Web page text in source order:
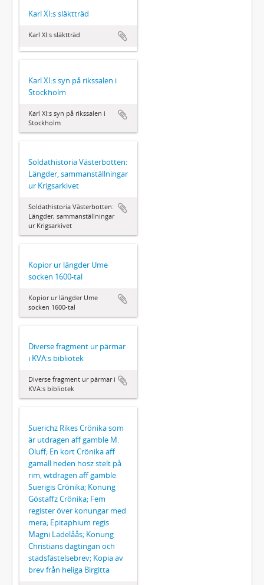
Karl XI:s släktträd
Karl XI:s släktträd
Karl XI:s syn på rikssalen i
Stockholm
Karl XI:s syn på rikssalen i
Stockholm
Soldathistoria Västerbotten:
Längder, sammanställningar
ur Krigsarkivet
Soldathistoria Västerbotten:
Längder, sammanställningar
ur Krigsarkivet
Kopior ur längder Ume
socken 1600-tal
Kopior ur längder Ume
socken 1600-tal
Diverse fragment ur pärmar
i KVA:s bibliotek
Diverse fragment ur pärmar i
KVA:s bibliotek
Suerichz Rikes Crönika som
är utdragen aff gamble M.
Oluff; En kort Crönika aff
gamall heden hosz stelt på
rim, wtdragen aff gamble
Suerigis Crönika; Konung
Göstaffz Crönika; Fem
register över konungar med
mera; Epitaphium regis
Magni Ladelåås; Konung
Christians dagtingan och
stadsfästelsebrev; Kopia av
brev från heliga Birgitta